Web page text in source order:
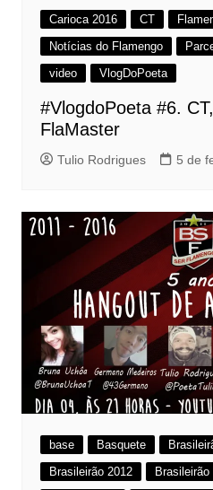
Carioca 2016 CT
Notícias do Flamengo
video
VlogDoPoeta
#VlogdoPoeta #6.
FlaMaster
Tulio Rodrigues 5 de
base Basquete
Brasileirão 2012
Brasileirão